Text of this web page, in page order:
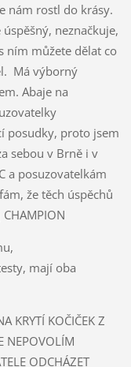
nám rostl do krásy.
neznačkuje,
ním můžete dělat co
Má výborný
Abaje na
posudky, proto jsem
sebou v Brně i v
a posuzovatelkám
že těch úspěchů
mají oba
KRYTÍ KOČIČEK Z
NEPOVOLÍM
ODCHÁZET